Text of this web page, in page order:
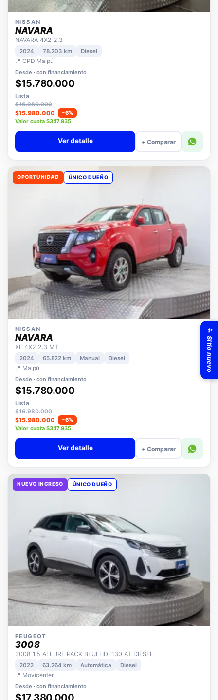
NISSAN
NAVARA
NAVARA 4X2 2.3
2024 78.203 km
📍 CPD Maipú
Desde · con financiamiento
$15.780.000
Lista
$16.980.000
$15.980.000
−6%
Valor cuota $347.935
+ Comparar
OPORTUNIDAD
NISSAN
NAVARA
XE 4X2 2.3 MT
2024
📍 Maipú
Desde · con financiamiento
$15.780.000
Lista
$16.980.000
$15.980.000
−6%
Valor cuota $347.935
+ Comparar
NUEVO INGRESO
PEUGEOT
3008
3008 1.5 ALLURE PACK BLUEHDI 130 AT DIESEL
2022 63.264 km
📍 Movicenter
Desde · con financiamiento
✨ Sitio nuevo